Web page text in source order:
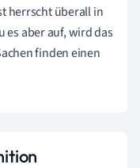
herrscht überall in
es aber auf, wird das
finden einen